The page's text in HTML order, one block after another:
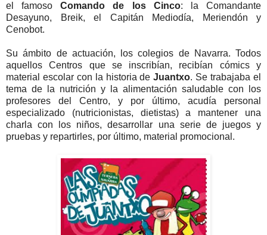
el famosoComando de los Cinco: la Comandante
Desayuno, Breik, el Capitán Mediodía, Meriendón y
Cenobot.
Su ámbito de actuación, los colegios de Navarra. Todos
aquellos Centros que se inscribían, recibían cómics y
material escolar con la historia deJuantxo. Se trabajaba el
tema de la nutrición y la alimentación saludable con los
profesores del Centro, y por último, acudía personal
especializado (nutricionistas, dietistas) a mantener una
charla con los niños, desarrollar una serie de juegos y
pruebas y repartirles, por último, material promocional.